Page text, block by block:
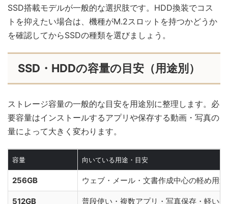
SSD搭載モデルが一般的な選択肢です。HDD換装でコス
トを抑えたい場合は、機種がM.2スロットを持つかどうか
を確認してからSSDの種類を選びましょう。
SSD・HDDの容量の目安（用途別）
ストレージ容量の一般的な目安を用途別に整理します。必
要容量はインストールするアプリや保存する動画・写真の
量によって大きく変わります。
容量 向いている用途・目安
256GB ウェブ・メール・文書作成中心の軽め用途
512GB 普段使い・複数アプリ・写真保存・軽い